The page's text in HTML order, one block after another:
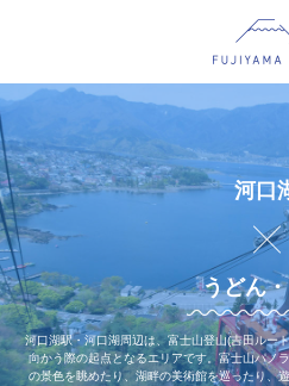
河口
うどん
河口湖駅・河口湖周辺は、富士山登山(吉田ルー
向かう際の起点となるエリアです。富士山パノ
の景色を眺めたり、湖畔の美術館を巡ったり、